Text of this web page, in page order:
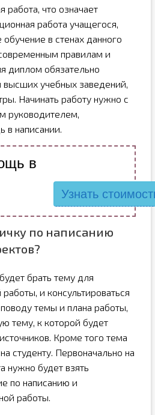
работа, что означает
работа учащегося,
в стенах данного
правилам и
диплом обязательно
учебных заведений,
Начинать работу нужно с
руководителем,
написании.
в
Узнать
по написанию
брать тему для
и консультироваться
темы и плана работы,
тему, к которой будет
Кроме того тема
студенту. Первоначально на
нужно будет взять
по написанию и
работы.